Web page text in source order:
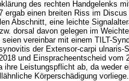
des rechten Handgelenks
ergab einen breiten Riss im
Abschnitt, eine leichte
dorsal davon gelegen im
seien vereinbar mit einem TILT-
der Extensor-carpi ulnaris-
und Einspracheentscheid vom
ihre Leistungspflicht ab, da weder
Körperschädigung vorliege.